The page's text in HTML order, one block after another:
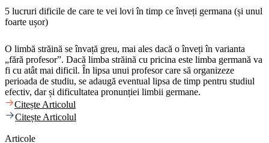
5 lucruri dificile de care te vei lovi în timp ce înveți germana (și unul
foarte ușor)
O limbă străină se învață greu, mai ales dacă o înveți în varianta
„fără profesor”. Dacă limba străină cu pricina este limba germană va
fi cu atât mai dificil. În lipsa unui profesor care să organizeze
perioada de studiu, se adaugă eventual lipsa de timp pentru studiul
efectiv, dar și dificultatea pronunției limbii germane.
Citește Articolul
Citește Articolul
Articole